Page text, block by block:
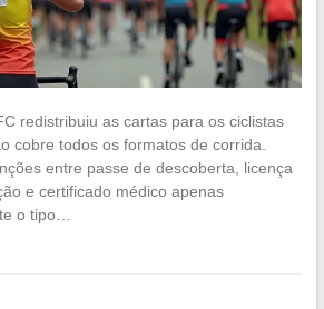
redistribuiu as cartas para os ciclistas
cobre todos os formatos de corrida.
entre passe de descoberta, licença
e certificado médico apenas
o tipo…